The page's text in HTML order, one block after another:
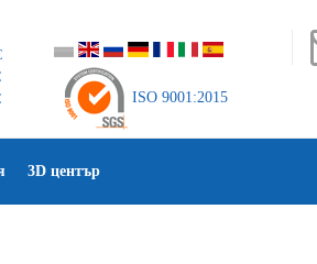
ISO 9001:2015
3D център